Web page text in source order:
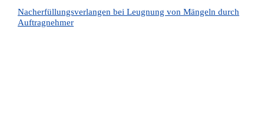
Nacherfüllungsverlangen bei Leugnung von Mängeln durch
Auftragnehmer